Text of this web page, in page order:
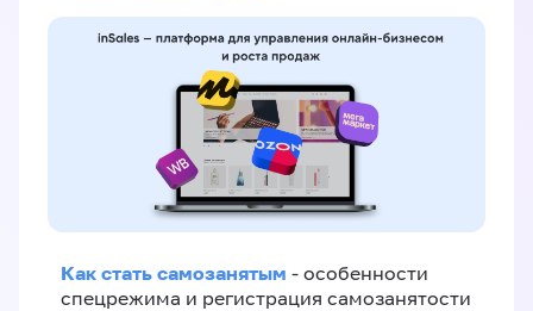
Как стать самозанятым - особенности
спецрежима и регистрация самозанятости